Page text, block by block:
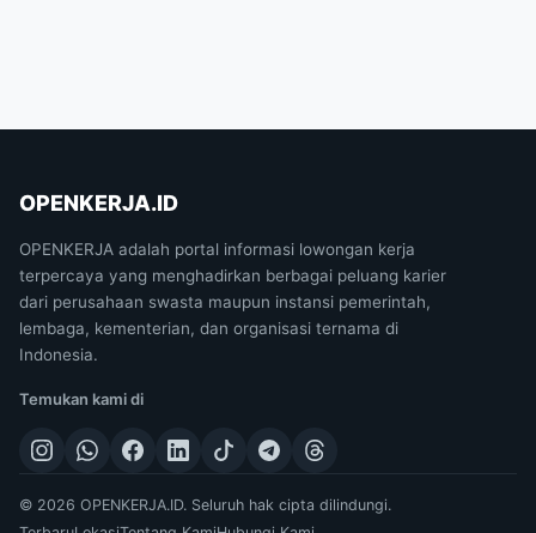
OPENKERJA.ID
OPENKERJA adalah portal informasi lowongan kerja
terpercaya yang menghadirkan berbagai peluang karier
dari perusahaan swasta maupun instansi pemerintah,
lembaga, kementerian, dan organisasi ternama di
Indonesia.
Temukan kami di
© 2026 OPENKERJA.ID. Seluruh hak cipta dilindungi.